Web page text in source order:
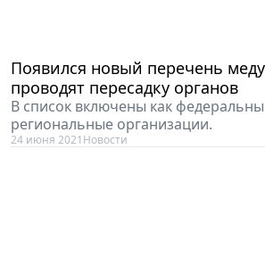
Появился новый перечень
проводят пересадку органов
В список включены как
региональные организации.
24 июня 2021 Новости